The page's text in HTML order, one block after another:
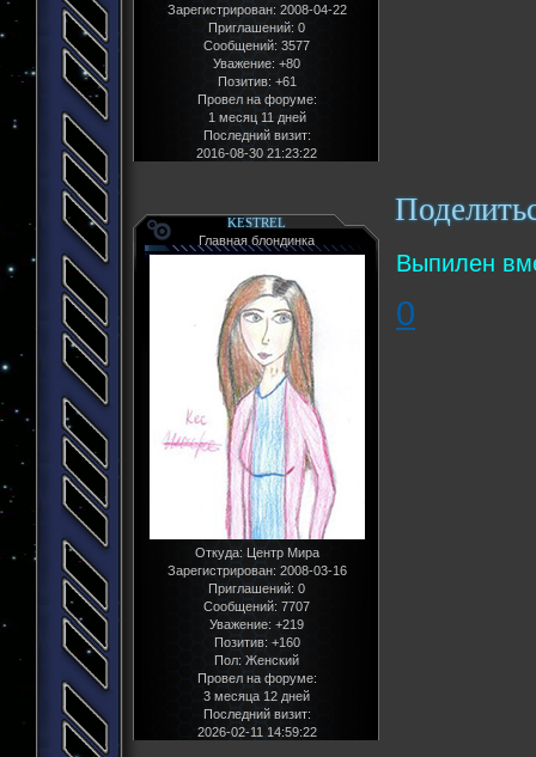
Зарегистрирован: 2008-04-22
Приглашений: 0
Сообщений: 3577
Уважение: +80
Позитив: +61
Провел на форуме:
1 месяц 11 дней
Последний визит:
2016-08-30 21:23:22
KESTREL
Главная блондинка
Откуда:Центр Мира
Зарегистрирован: 2008-03-16
Приглашений: 0
Сообщений: 7707
Уважение: +219
Позитив: +160
Пол:Женский
Провел на форуме:
3 месяца 12 дней
Последний визит:
2026-02-11 14:59:22
Выпилен
0